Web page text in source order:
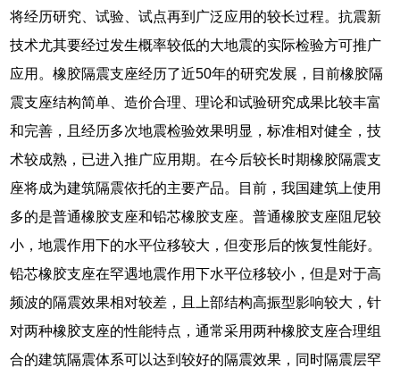
将经历研究、试验、试点再到广泛应用的较长过程。抗震新
技术尤其要经过发生概率较低的大地震的实际检验方可推广
应用。橡胶隔震支座经历了近50年的研究发展，目前橡胶隔
震支座结构简单、造价合理、理论和试验研究成果比较丰富
和完善，且经历多次地震检验效果明显，标准相对健全，技
术较成熟，已进入推广应用期。在今后较长时期橡胶隔震支
座将成为建筑隔震依托的主要产品。目前，我国建筑上使用
多的是普通橡胶支座和铅芯橡胶支座。普通橡胶支座阻尼较
小，地震作用下的水平位移较大，但变形后的恢复性能好。
铅芯橡胶支座在罕遇地震作用下水平位移较小，但是对于高
频波的隔震效果相对较差，且上部结构高振型影响较大，针
对两种橡胶支座的性能特点，通常采用两种橡胶支座合理组
合的建筑隔震体系可以达到较好的隔震效果，同时隔震层罕